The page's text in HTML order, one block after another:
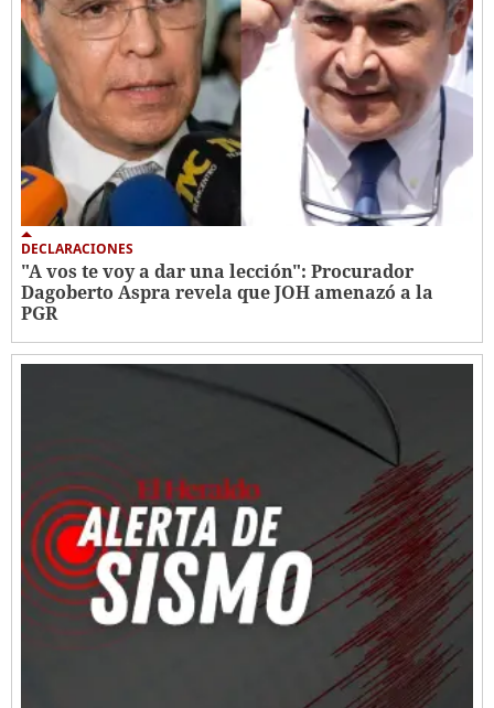
DECLARACIONES
"A vos te voy a dar una lección": Procurador
Dagoberto Aspra revela que JOH amenazó a la
PGR